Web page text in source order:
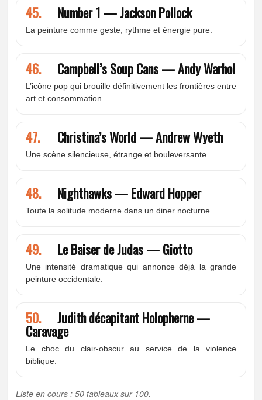
45. Number 1 — Jackson Pollock
La peinture comme geste, rythme et énergie pure.
46. Campbell’s Soup Cans — Andy Warhol
L’icône pop qui brouille définitivement les frontières entre
art et consommation.
47. Christina’s World — Andrew Wyeth
Une scène silencieuse, étrange et bouleversante.
48. Nighthawks — Edward Hopper
Toute la solitude moderne dans un diner nocturne.
49. Le Baiser de Judas — Giotto
Une intensité dramatique qui annonce déjà la grande
peinture occidentale.
50. Judith décapitant Holopherne —
Caravage
Le choc du clair-obscur au service de la violence
biblique.
Liste en cours : 50 tableaux sur 100.